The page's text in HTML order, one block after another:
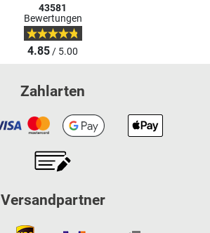
43581
Bewertungen
4.85/ 5.00
Zahlarten
Versandpartner